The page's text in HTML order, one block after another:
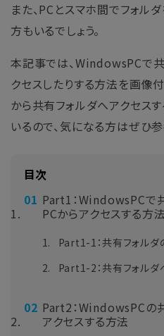
また、PCとスマホ間でフォル
方もいるでしょう。
本記事では、WindowsPCで
クセスしたりする方法を画像
から共有フォルダへアクセス
いるので、気になる方はぜひ参
目次
Part1：WindowsPCで
PCからアクセスする方法
Part1-1：共有フォル
Part1-2：共有フォルダ
Part2：WindowsPCの
アクセスする方法